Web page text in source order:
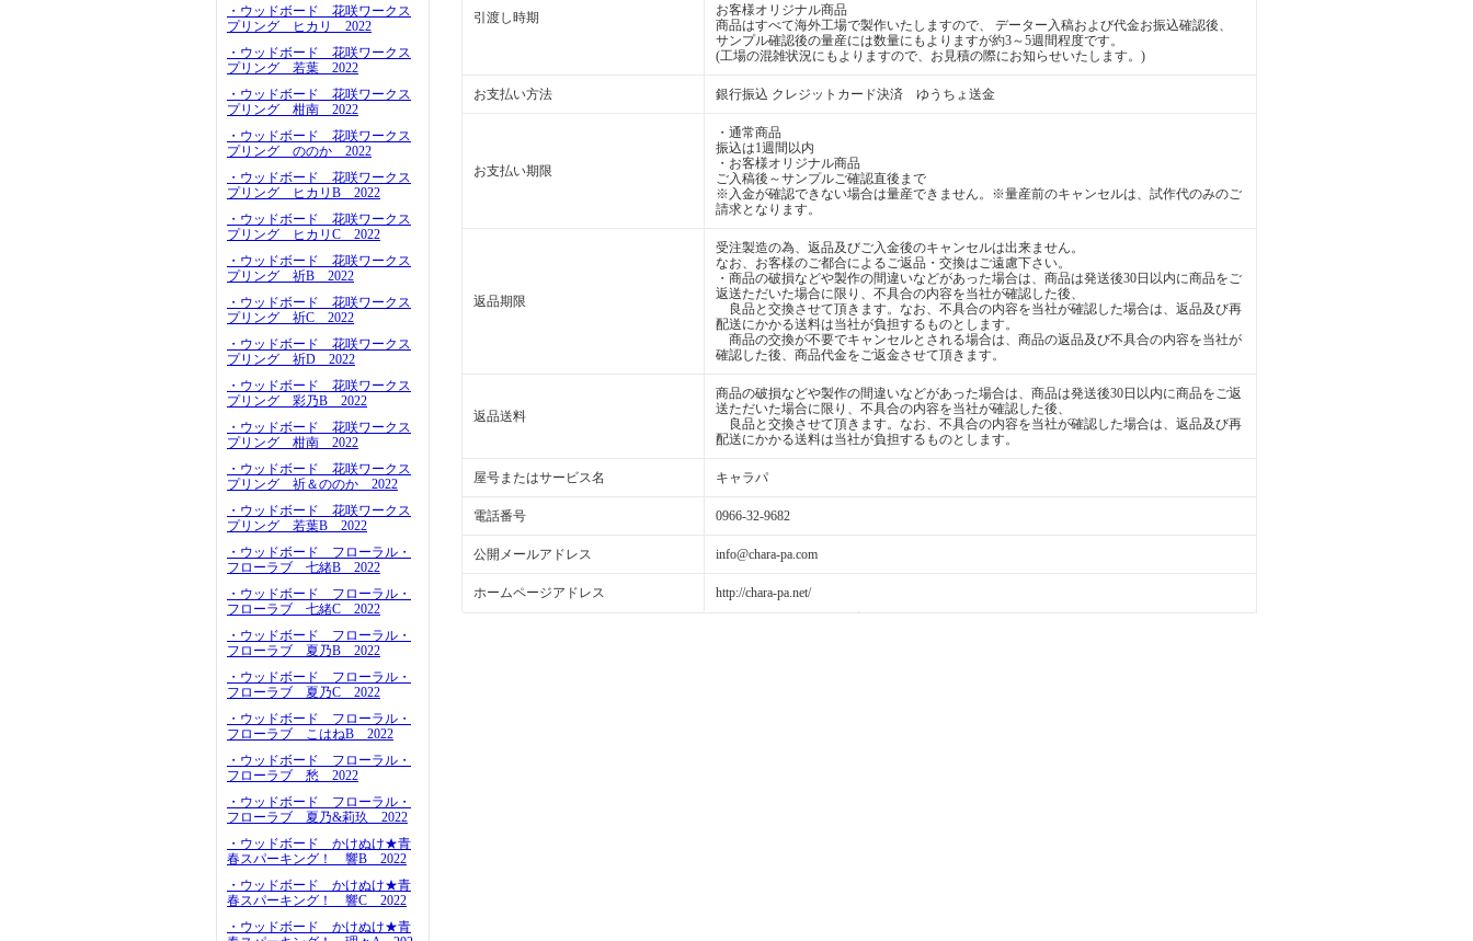
・ウッドボード 花咲ワークス
プリング ヒカリ 2022
・ウッドボード 花咲ワークス
プリング 若葉 2022
・ウッドボード 花咲ワークス
プリング 柑南 2022
・ウッドボード 花咲ワークス
プリング ののか 2022
・ウッドボード 花咲ワークス
プリング ヒカリB 2022
・ウッドボード 花咲ワークス
プリング ヒカリC 2022
・ウッドボード 花咲ワークス
プリング 祈B 2022
・ウッドボード 花咲ワークス
プリング 祈C 2022
・ウッドボード 花咲ワークス
プリング 祈D 2022
・ウッドボード 花咲ワークス
プリング 彩乃B 2022
・ウッドボード 花咲ワークス
プリング 柑南 2022
・ウッドボード 花咲ワークス
プリング 祈＆ののか 2022
・ウッドボード 花咲ワークス
プリング 若葉B 2022
・ウッドボード フローラル・
フローラブ 七緒B 2022
・ウッドボード フローラル・
フローラブ 七緒C 2022
・ウッドボード フローラル・
フローラブ 夏乃B 2022
・ウッドボード フローラル・
フローラブ 夏乃C 2022
・ウッドボード フローラル・
フローラブ こはねB 2022
・ウッドボード フローラル・
フローラブ 愁 2022
・ウッドボード フローラル・
フローラブ 夏乃&莉玖 2022
・ウッドボード かけぬけ★青
春スパーキング！ 響B 2022
・ウッドボード かけぬけ★青
春スパーキング！ 響C 2022
・ウッドボード かけぬけ★青
引渡し時期
お客様オリジナル商品
商品はすべて海外工場で製作いたしますので、 データー入稿および代金お振込確認後、
サンプル確認後の量産には数量にもよりますが約3～5週間程度です。
(工場の混雑状況にもよりますので、お見積の際にお知らせいたします。)
お支払い方法 銀行振込 クレジットカード決済 ゆうちょ送金
お支払い期限
・通常商品
振込は1週間以内
・お客様オリジナル商品
ご入稿後～サンプルご確認直後まで
※入金が確認できない場合は量産できません。※量産前のキャンセルは、試作代のみのご
請求となります。
返品期限
受注製造の為、返品及びご入金後のキャンセルは出来ません。
なお、お客様のご都合によるご返品・交換はご遠慮下さい。
・商品の破損などや製作の間違いなどがあった場合は、商品は発送後30日以内に商品をご
返送ただいた場合に限り、不具合の内容を当社が確認した後、
良品と交換させて頂きます。なお、不具合の内容を当社が確認した場合は、返品及び再
配送にかかる送料は当社が負担するものとします。
商品の交換が不要でキャンセルとされる場合は、商品の返品及び不具合の内容を当社が
確認した後、商品代金をご返金させて頂きます。
返品送料
商品の破損などや製作の間違いなどがあった場合は、商品は発送後30日以内に商品をご返
送ただいた場合に限り、不具合の内容を当社が確認した後、
良品と交換させて頂きます。なお、不具合の内容を当社が確認した場合は、返品及び再
配送にかかる送料は当社が負担するものとします。
屋号またはサービス名 キャラパ
電話番号 0966-32-9682
公開メールアドレス info@chara-pa.com
ホームページアドレス http://chara-pa.net/